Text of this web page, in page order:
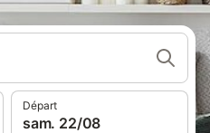
Départ
sam. 22/08